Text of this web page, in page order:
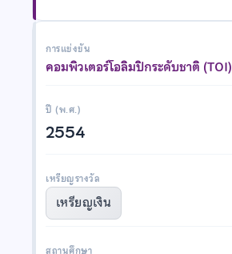
การแข่งขัน
คอมพิวเตอร์โอลิมปิกระดับชาติ (TOI)
ปี (พ.ศ.)
2554
เหรียญรางวัล
เหรียญเงิน
สถานศึกษา